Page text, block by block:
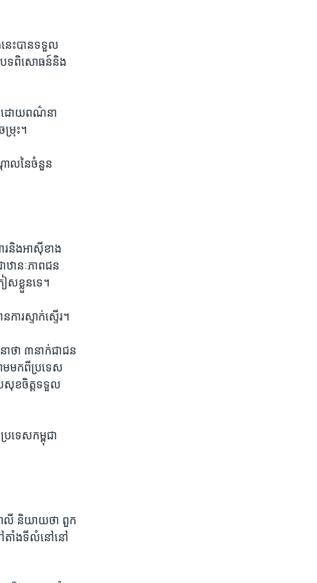
នេះ​បាន​ទទួល​
បទពិសោធន៍​និង​
ន ​ដោយ​ពណ៌​នា​
រុះ។
ាល​នៃ​ចំនួន​
រនិង​អាស៊ី​ខាង​
ឋានៈ​ភាព​ជន​
សខ្លួន​ទេ។
ារ​ស្ទាក់​ស្ទើរ។
ា​ថា ​៣​នាក់​ជាជន​
មមក​ពី​ប្រទេស​
សុខ​ចិត្ត​ទទួល​
រទេស​កម្ពុជា
ាលី ​និយាយ​ថា ​ពួក​
ៅ​តាំង​ទី​លំនៅនៅ​